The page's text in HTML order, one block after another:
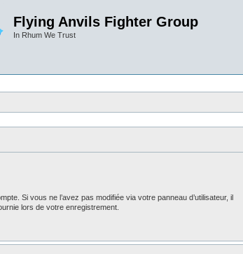
Flying Anvils Fighter Group
In Rhum We Trust
Si vous ne l’avez pas modifiée via votre panneau d’utilisateur, il
lors de votre enregistrement.